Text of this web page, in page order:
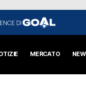
DI
MERCATO